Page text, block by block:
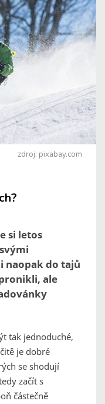
zdroj: pixabay.com
si letos
naopak do tajů
ale
tak jednoduché,
je dobré
se shodují
začít s
částečně